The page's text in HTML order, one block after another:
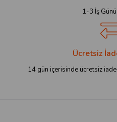
1-3 İş
Ücretsiz
14 gün içerisinde ücretsiz